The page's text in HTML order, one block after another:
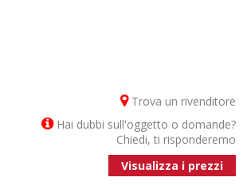
Trova un rivenditore
Hai dubbi sull'oggetto o domande?
Chiedi, ti risponderemo
Visualizza i prezzi